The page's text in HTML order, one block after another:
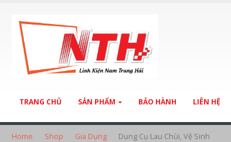
TRANG CHỦ SẢN PHẨM BẢO HÀNH LIÊN HỆ
Home Shop Gia Dụng Dụng Cụ Lau Chùi, Vệ Sinh